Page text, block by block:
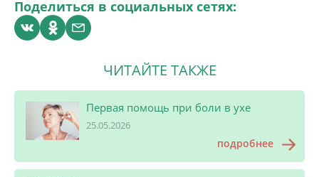
Поделиться в социальных сетях:
ЧИТАЙТЕ ТАКЖЕ
Первая помощь при боли в ухе
25.05.2026
подробнее